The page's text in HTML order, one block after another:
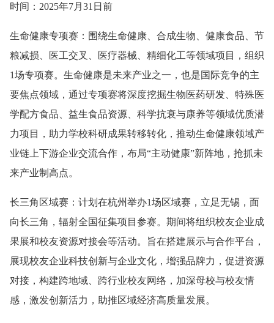
时间：2025年7月31日前
生命健康专项赛：围绕生命健康、合成生物、健康食品、节
粮减损、医工交叉、医疗器械、精细化工等领域项目，组织
1场专项赛。生命健康是未来产业之一，也是国际竞争的主
要焦点领域，通过专项赛将深度挖掘生物医药研发、特殊医
学配方食品、益生食品资源、科学抗衰与康养等领域优质潜
力项目，助力学校科研成果转移转化，推动生命健康领域产
业链上下游企业交流合作，布局“主动健康”新阵地，抢抓未
来产业制高点。
长三角区域赛：计划在杭州举办1场区域赛，立足无锡，面
向长三角，辐射全国征集项目参赛。期间将组织校友企业成
果展和校友资源对接会等活动。旨在搭建展示与合作平台，
展现校友企业科技创新与企业文化，增强品牌力，促进资源
对接，构建跨地域、跨行业校友网络，加深母校与校友情
感，激发创新活力，助推区域经济高质量发展。